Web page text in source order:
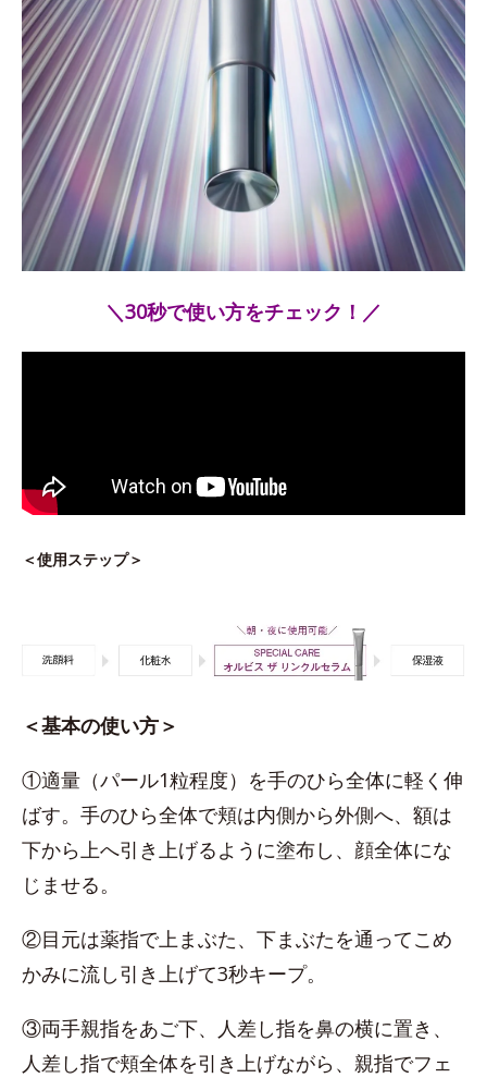
＼30秒で使い方をチェック！／
＜使用ステップ＞
＜基本の使い方＞
①適量（パール1粒程度）を手のひら全体に軽く伸
ばす。手のひら全体で頬は内側から外側へ、額は
下から上へ引き上げるように塗布し、顔全体にな
じませる。
②目元は薬指で上まぶた、下まぶたを通ってこめ
かみに流し引き上げて3秒キープ。
③両手親指をあご下、人差し指を鼻の横に置き、
人差し指で頬全体を引き上げながら、親指でフェ